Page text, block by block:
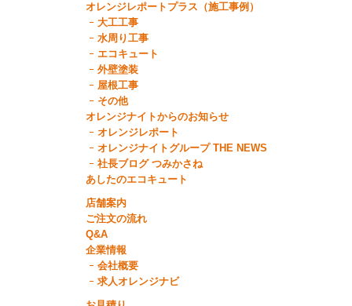
オレンジレポートプラス（施工事例）
大工工事
水周り工事
エコキュート
外壁塗装
屋根工事
その他
オレンジナイトからのお知らせ
オレンジレポート
オレンジナイトグループ THE NEWS
社長ブログ つみかさね
あしたのエコキュート
店舗案内
ご注文の流れ
Q&A
企業情報
会社概要
求人オレンジナビ